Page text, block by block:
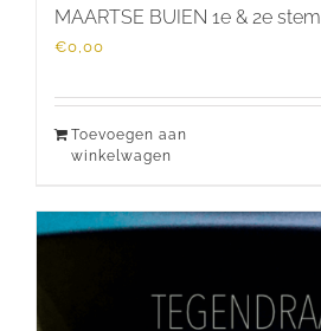
MAARTSE BUIEN 1e & 2e stem
€0,00
Toevoegen aan
winkelwagen